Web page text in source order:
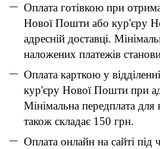
Оплата готівкою при
Нової Пошти або кур'єру
адресній доставці.
наложених платежів
Оплата карткою у
кур'єру Нової Пошти при
Мінімальна передплата
також складає 150 грн.
Оплата онлайн на сайті під